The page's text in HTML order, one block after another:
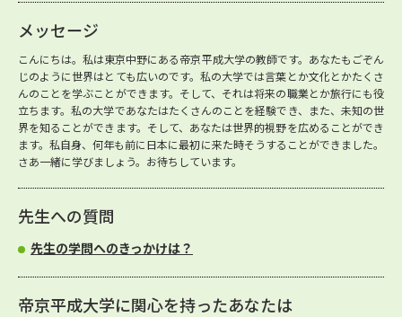
メッセージ
こんにちは。私は東京中野にある帝京平成大学の教師です。あなたもごぞん
じのように世界はとても広いのです。私の大学では言葉とか文化とかたくさ
んのことを学ぶことができます。そして、それは将来の職業とか旅行にも役
立ちます。私の大学であなたはたくさんのことを経験でき、また、未知の世
界を知ることができます。そして、あなたは世界的視野を広めることができ
ます。私自身、何年も前に日本に最初に来た時そうすることができました。
さあ一緒に学びましょう。お待ちしています。
先生への質問
先生の学問へのきっかけは？
帝京平成大学に関心を持ったあなたは